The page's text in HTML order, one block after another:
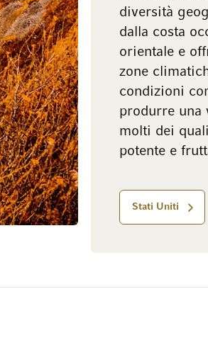
diversità
dalla costa
orientale e
zone
condizioni
produrre una
molti dei
potente e
Stati Uniti